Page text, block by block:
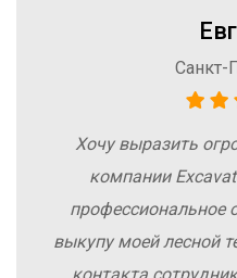
Санкт-
Хочу выразить
компании
профессиональное
выкупу моей лесной